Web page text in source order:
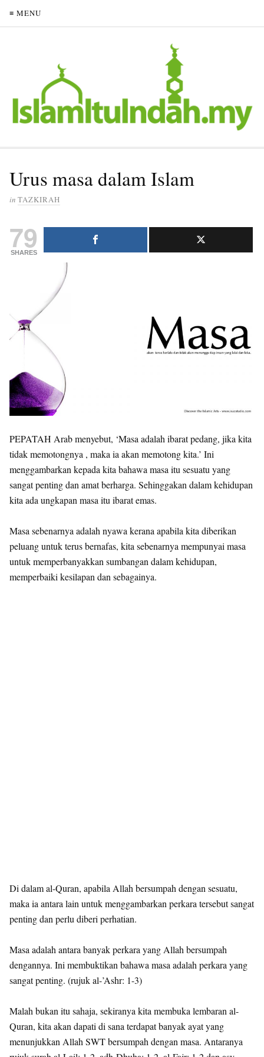
≡ MENU
Urus masa dalam Islam
in TAZKIRAH
79
SHARES
PEPATAH Arab menyebut, ‘Masa adalah ibarat pedang, jika kita
tidak memotongnya , maka ia akan memotong kita.’ Ini
menggambarkan kepada kita bahawa masa itu sesuatu yang
sangat penting dan amat berharga. Sehinggakan dalam kehidupan
kita ada ungkapan masa itu ibarat emas.
Masa sebenarnya adalah nyawa kerana apabila kita diberikan
peluang untuk terus bernafas, kita sebenarnya mempunyai masa
untuk memperbanyakkan sumbangan dalam kehidupan,
memperbaiki kesilapan dan sebagainya.
Di dalam al-Quran, apabila Allah bersumpah dengan sesuatu,
maka ia antara lain untuk menggambarkan perkara tersebut sangat
penting dan perlu diberi perhatian.
Masa adalah antara banyak perkara yang Allah bersumpah
dengannya. Ini membuktikan bahawa masa adalah perkara yang
sangat penting. (rujuk al-’Ashr: 1-3)
Malah bukan itu sahaja, sekiranya kita membuka lembaran al-
Quran, kita akan dapati di sana terdapat banyak ayat yang
menunjukkan Allah SWT bersumpah dengan masa. Antaranya